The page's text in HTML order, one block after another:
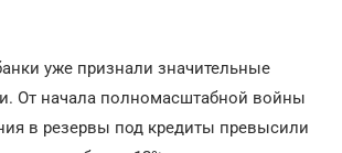
уже признали значительные
От начала полномасштабной войны
в резервы под кредиты превысили